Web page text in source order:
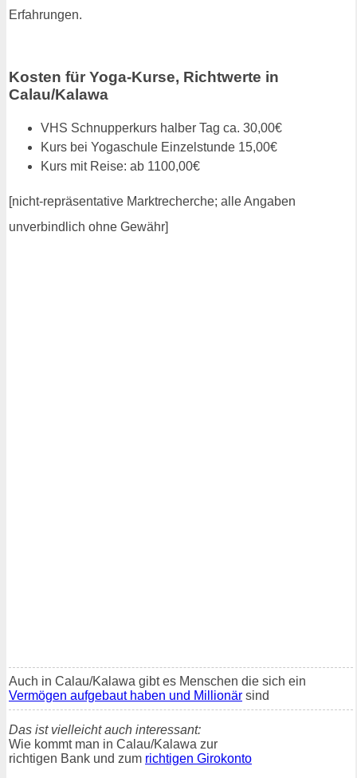
Erfahrungen.
Kosten für Yoga-Kurse, Richtwerte in
Calau/Kalawa
VHS Schnupperkurs halber Tag ca. 30,00€
Kurs bei Yogaschule Einzelstunde 15,00€
Kurs mit Reise: ab 1100,00€
[nicht-repräsentative Marktrecherche; alle Angaben
unverbindlich ohne Gewähr]
Auch in Calau/Kalawa gibt es Menschen die sich ein
Vermögen aufgebaut haben und Millionär sind
Das ist vielleicht auch interessant:
Wie kommt man in Calau/Kalawa zur
richtigen Bank und zum richtigen Girokonto